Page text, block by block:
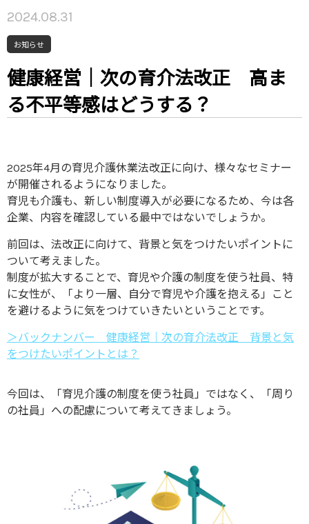
2024.08.31
お知らせ
健康経営｜次の育介法改正 高ま
る不平等感はどうする？
2025年4月の育児介護休業法改正に向け、様々なセミナー
が開催されるようになりました。
育児も介護も、新しい制度導入が必要になるため、今は各
企業、内容を確認している最中ではないでしょうか。
前回は、法改正に向けて、背景と気をつけたいポイントに
ついて考えました。
制度が拡大することで、育児や介護の制度を使う社員、特
に女性が、「より一層、自分で育児や介護を抱える」こと
を避けるように気をつけていきたいということです。
＞バックナンバー 健康経営｜次の育介法改正 背景と気
をつけたいポイントとは？
今回は、「育児介護の制度を使う社員」ではなく、「周り
の社員」への配慮について考えてきましょう。